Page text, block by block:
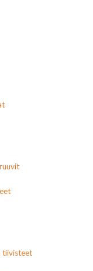
tiivisteet